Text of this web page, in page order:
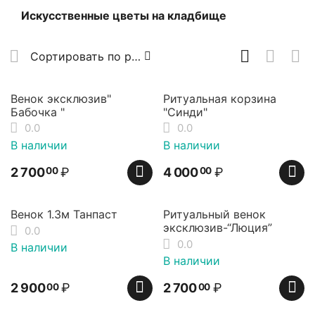
Искусственные цветы на кладбище
Сортировать по рейтингу продавца
Венок эксклюзив"
Бабочка "
0.0
В наличии
2 70000 ₽
Ритуальная корзина
"Синди"
0.0
В наличии
4 00000 ₽
Венок 1.3м Танпаст
0.0
В наличии
2 90000 ₽
Ритуальный венок
эксклюзив-“Люция”
0.0
В наличии
2 70000 ₽